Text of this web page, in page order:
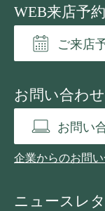
WEB来店予約
ご来店
お問い合わせ
お問い
企業からのお問
ニュースレ